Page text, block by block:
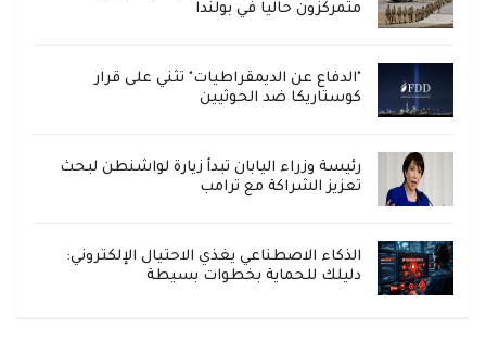
متمركزون حالياً في بولندا
"الدفاع عن الديمقراطيات" تثني على قرار
كوستاريكا ضد الحوثيين
رئيسة وزراء اليابان تبدأ زيارة لواشنطن لبحث
تعزيز الشراكة مع ترامب
الذكاء الاصطناعي يغذي الاحتيال الإلكتروني:
دليلك للحماية بخطوات بسيطة